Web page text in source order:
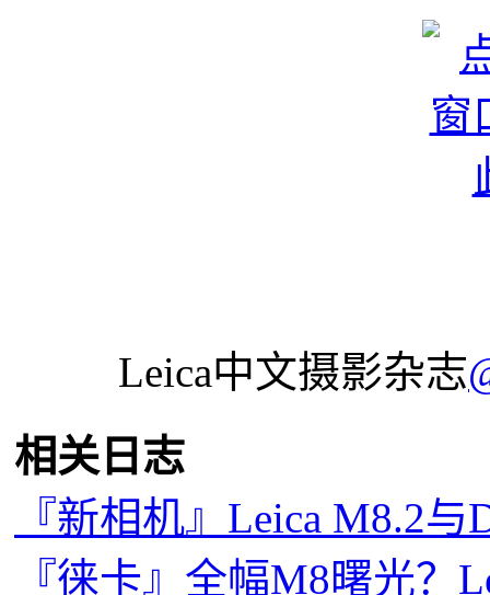
Leica中文摄影杂志
相关日志
『新相机』Leica M8.2
『徕卡』全幅M8曙光？